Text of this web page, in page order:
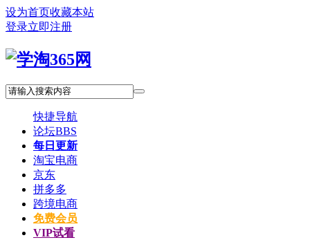
设为首页收藏本站
登录立即注册
快捷导航
论坛BBS
每日更新
淘宝电商
京东
拼多多
跨境电商
免费会员
VIP试看